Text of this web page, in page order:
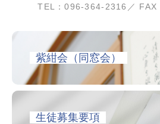
TEL：096-364-2316／
紫紺会（同窓会）
生徒募集要項